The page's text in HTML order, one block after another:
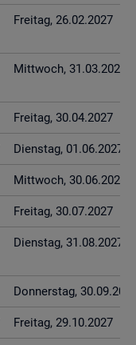
Frei­tag, 26.02.2027
Mitt­woch, 31.03.2027
Frei­tag, 30.04.2027
Diens­tag, 01.06.2027
Mitt­woch, 30.06.2027
Frei­tag, 30.07.2027
Diens­tag, 31.08.2027
Don­ners­tag,
Frei­tag, 29.10.2027